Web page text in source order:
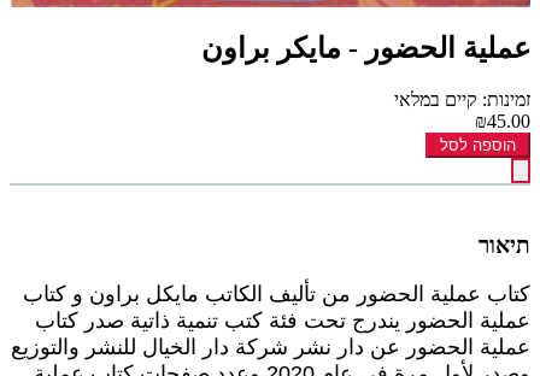
عملية الحضور - مايكر براون
זמינות: קיים במלאי
₪45.00
הוספה לסל
תיאור
كتاب عملية الحضور من تأليف الكاتب مايكل براون و كتاب
عملية الحضور يندرج تحت فئة كتب تنمية ذاتية صدر كتاب
عملية الحضور عن دار نشر شركة دار الخيال للنشر والتوزيع